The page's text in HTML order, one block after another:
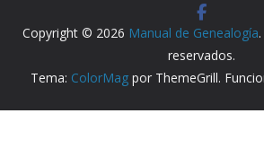
Copyright © 2026 Manual de Genealogía
reservados.
Tema: ColorMagpor ThemeGrill.